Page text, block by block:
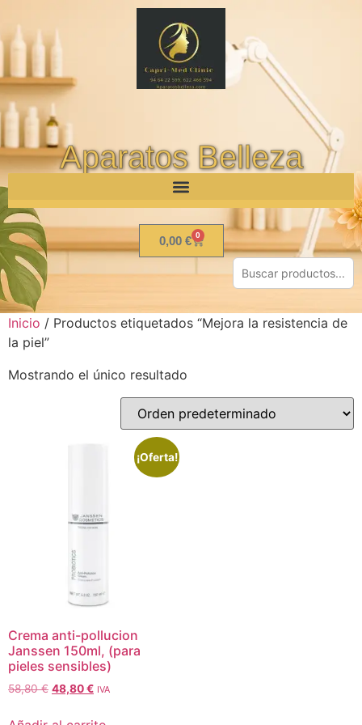
Aparatos Belleza
0,00 € 0
Inicio / Productos etiquetados “Mejora la resistencia de
la piel”
Mostrando el único resultado
¡Oferta!
Crema anti-pollucion
Janssen 150ml, (para
pieles sensibles)
58,80€ 48,80€ IVA